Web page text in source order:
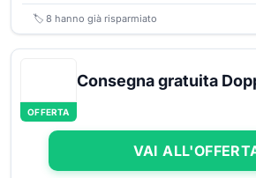
🏷️ 8 hanno già risparmiato
OFFERTA
Consegna gratuita
VAI